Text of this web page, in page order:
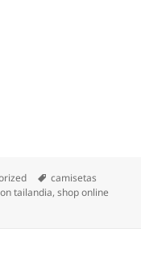
Etiquetas
camisetas
tailandia,shop online